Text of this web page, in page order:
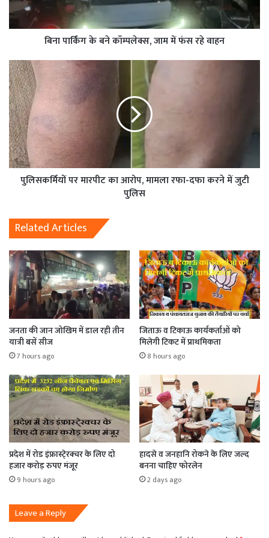
बिना पार्किंग के बने कॉम्पलेक्स, जाम में फंस रहे वाहन
पुलिसकर्मियों पर मारपीट का आरोप, मामला रफा-दफा करने में जुटी
पुलिस
Related Articles
जनता की जान जोखिम में डाल रही तीन
यात्री बसें सीज
7 hours ago
जिताऊ व टिकाऊ कार्यकर्ताओं को
मिलेगी टिकट में प्राथमिकता
8 hours ago
प्रदेश में रोड इंफ्रास्टे्रक्चर के लिए दो
हजार करोड़ रुपए मंजूर
9 hours ago
हादसे व जनहानि रोकने के लिए जल्द
बनना चाहिए फोरलेन
2 days ago
Leave a Reply